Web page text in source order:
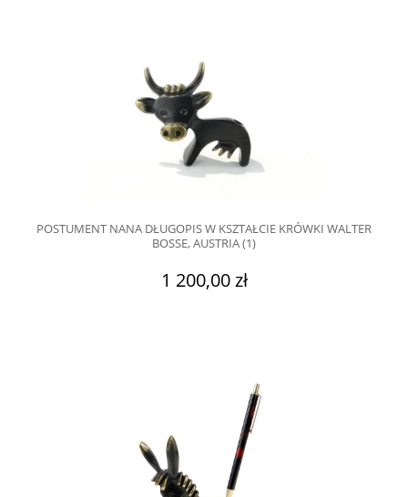
POSTUMENT NANA DŁUGOPIS W KSZTAŁCIE KRÓWKI WALTER
BOSSE, AUSTRIA (1)
1 200,00 zł